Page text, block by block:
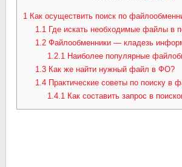
1 Как осуществить поиск по
1.1Где искать необходимые файлы в
1.2Файлообменники — кладезь
1.2.1Наиболее популярные
1.3Как же найти нужный файл в ФО?
1.4Практические советы по поиску в
1.4.1Как составить запрос в